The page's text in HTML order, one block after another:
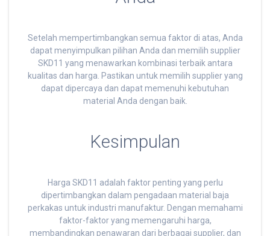
Setelah mempertimbangkan semua faktor di atas, Anda
dapat menyimpulkan pilihan Anda dan memilih supplier
SKD11 yang menawarkan kombinasi terbaik antara
kualitas dan harga. Pastikan untuk memilih supplier yang
dapat dipercaya dan dapat memenuhi kebutuhan
material Anda dengan baik.
Kesimpulan
Harga SKD11 adalah faktor penting yang perlu
dipertimbangkan dalam pengadaan material baja
perkakas untuk industri manufaktur. Dengan memahami
faktor-faktor yang memengaruhi harga,
membandingkan penawaran dari berbagai supplier, dan